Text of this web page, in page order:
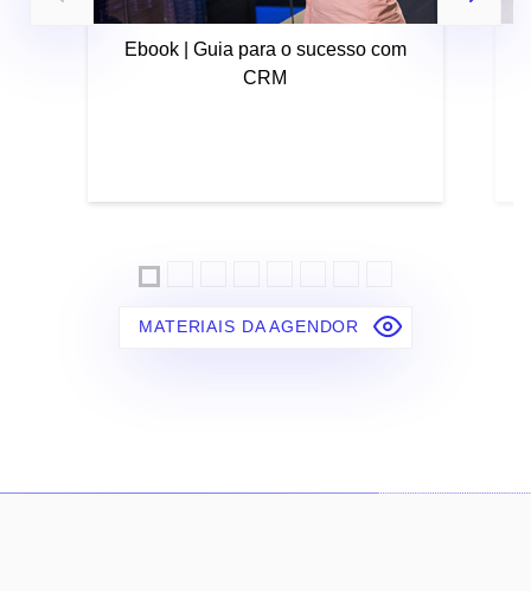
Ebook | Guia para o sucesso com
CRM
MATERIAIS DA AGENDOR